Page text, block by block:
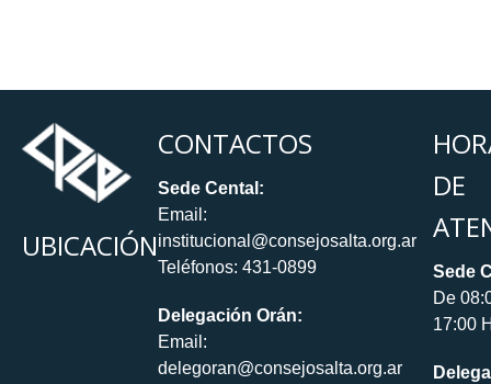
UBICACIÓN
CONTACTOS
Sede Cental:
Email:
institucional@consejosalta.org.ar
Teléfonos: 431-0899
Delegación Orán:
Email:
delegoran@consejosalta.org.ar
DE
Sede
De
17:00